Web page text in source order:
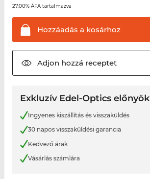
27.00% ÁFA tartalmazva
Hozzáadás a kosárhoz
Adjon hozzá receptet
Exkluzív Edel-Optics előnyök
Ingyenes kiszállítás és visszaküldés
30 napos visszaküldési garancia
Kedvező árak
Vásárlás számlára